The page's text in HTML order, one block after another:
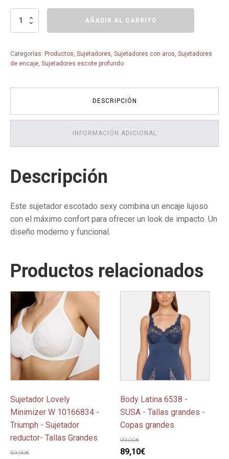
Sujetador
Spotlight
10208018-
AÑADIR AL CARRITO
Categorías: Productos, Sujetadores, Sujetadores con aros, Sujetadores
de encaje, Sujetadores escote profundo
DESCRIPCIÓN
INFORMACIÓN ADICIONAL
Descripción
Este sujetador escotado sexy combina un encaje lujoso
con el máximo confort para ofrecer un look de impacto. Un
diseño moderno y funcional.
Productos relacionados
Sujetador Lovely
Minimizer W 10166834 -
Triumph - Sujetador
reductor- Tallas Grandes
59,90€
Este
producto
tiene
múltiples
variantes.
Las
opciones
pueden
elegir
en
la
página
Body Latina 6538 -
SUSA - Tallas grandes -
Copas grandes
99,00€
El
89,10€El
producto
múltiples
variantes.
opciones
pueden
elegir
en
la
página